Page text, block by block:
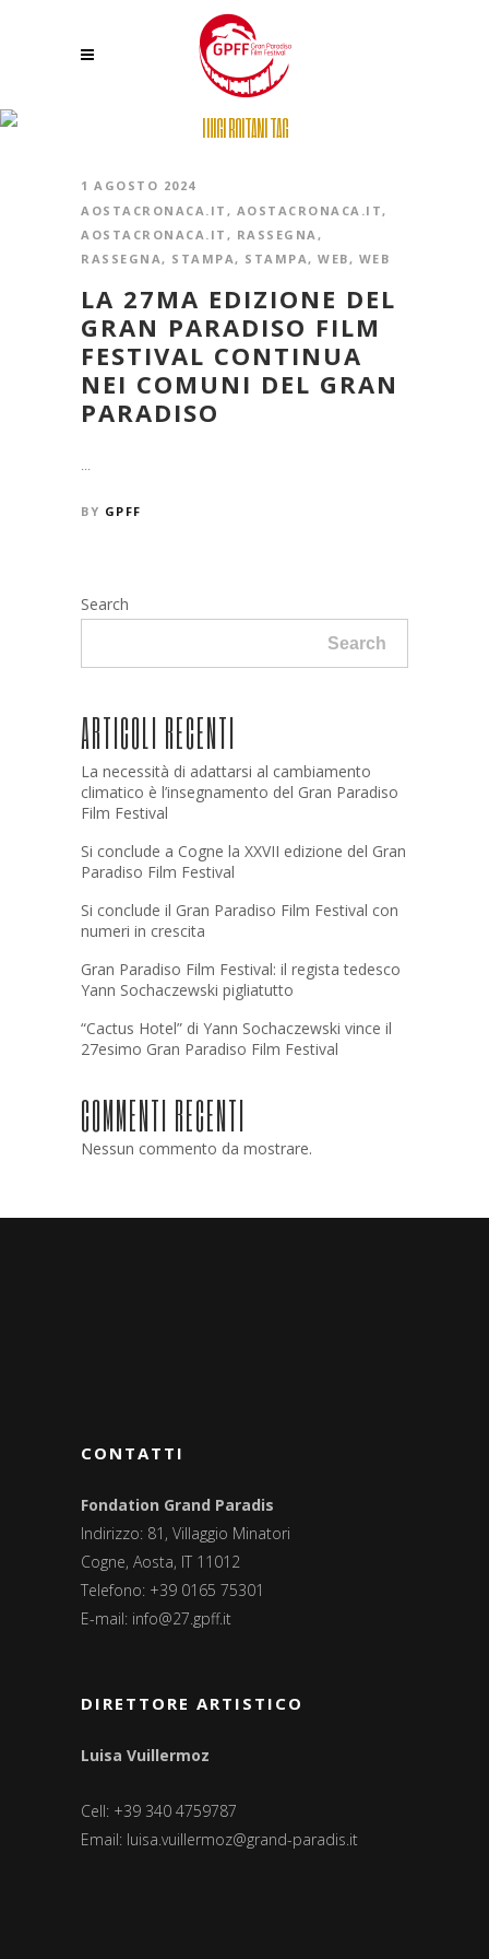
LUIGI BOITANI TAG
1 AGOSTO 2024
AOSTACRONACA.IT , AOSTACRONACA.IT,
AOSTACRONACA.IT , RASSEGNA,
RASSEGNA, STAMPA, STAMPA, WEB, WEB
LA 27MA EDIZIONE DEL
GRAN PARADISO FILM
FESTIVAL CONTINUA
NEI COMUNI DEL GRAN
PARADISO
...
BY GPFF
Search
Search
ARTICOLI RECENTI
La necessità di adattarsi al cambiamento
climatico è l’insegnamento del Gran Paradiso
Film Festival
Si conclude a Cogne la XXVII edizione del Gran
Paradiso Film Festival
Si conclude il Gran Paradiso Film Festival con
numeri in crescita
Gran Paradiso Film Festival: il regista tedesco
Yann Sochaczewski pigliatutto
“Cactus Hotel” di Yann Sochaczewski vince il
27esimo Gran Paradiso Film Festival
COMMENTI RECENTI
Nessun commento da mostrare.
CONTATTI
Fondation Grand Paradis
Indirizzo: 81, Villaggio Minatori
Cogne, Aosta, IT 11012
Telefono: +39 0165 75301
E-mail: info@27.gpff.it
DIRETTORE ARTISTICO
Luisa Vuillermoz
Cell: +39 340 4759787
Email: luisa.vuillermoz@grand-paradis.it